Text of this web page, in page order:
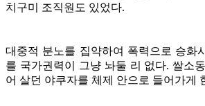
치구미 조직원도 있었다.
대중적 분노를 집약하여 폭력으로 승화
를 국가권력이 그냥 놔둘 리 없다. 쌀소
어 살던 야쿠자를 체제 안으로 들어가게